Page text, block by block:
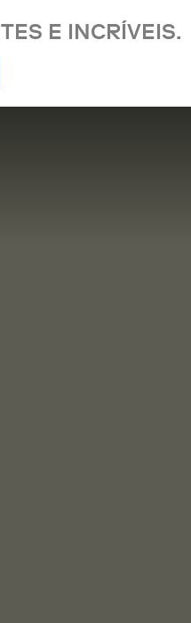
E INCRÍVEIS.